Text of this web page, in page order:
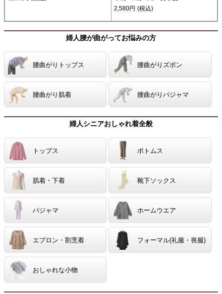
2,580円 (税込)
婦人腰が曲がってお悩みの方
腰曲がりトップス 腰曲がりズボン
腰曲がり肌着 腰曲がりパジャマ
婦人シニアおしゃれ着全般
トップス ボトムス
肌着・下着 靴下ソックス
パジャマ ホームウエア
エプロン・割烹着 フォーマル(礼服・喪服)
おしゃれな小物